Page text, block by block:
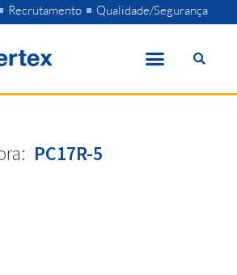
Recrutamento Qualidade/Segurança
PC17R-5